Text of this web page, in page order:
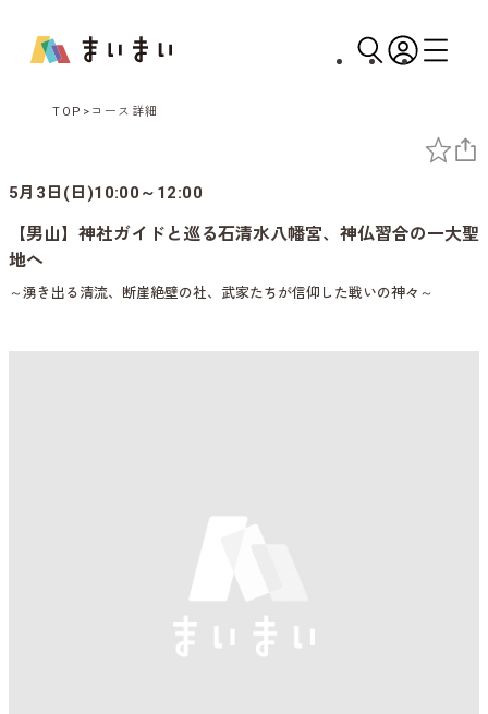
TOP コース詳細
5月3日(日)10:00～12:00
【男山】神社ガイドと巡る石清水八幡宮、神仏習合の一大聖
地へ
～湧き出る清流、断崖絶壁の社、武家たちが信仰した戦いの神々～